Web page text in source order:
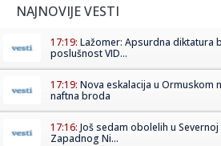
NAJNOVIJE VESTI
17:19: Lažomer: Apsurdna diktatura
poslušnost VID...
17:19: Nova eskalacija u Ormuskom
naftna broda
17:16: Još sedam obolelih u
Zapadnog Ni...